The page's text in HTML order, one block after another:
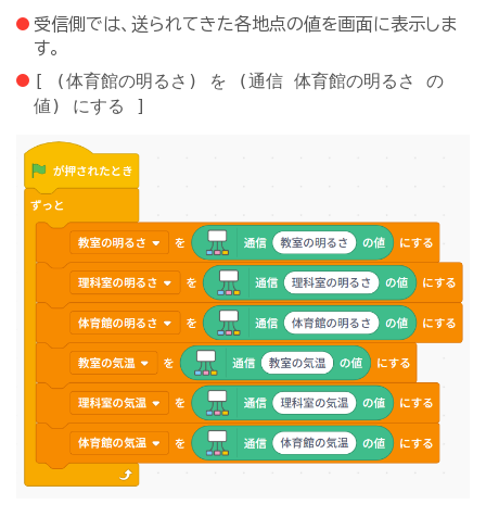
受信側では、送られてきた各地点の値を画面に表示しま
す。
[ (体育館の明るさ) を (通信 体育館の明るさ の
値) にする ]